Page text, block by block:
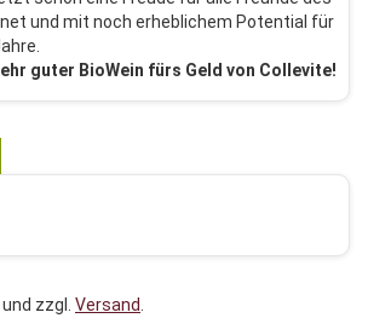
und mit noch erheblichem Potential für
guter BioWein fürs Geld von Collevite!
zzgl. Versand